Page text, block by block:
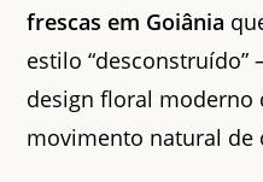
frescas em Goiânia
estilo
design floral moderno
movimento natural de